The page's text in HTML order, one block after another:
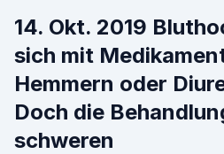
14. Okt. 2019
sich mit
Hemmern oder
Doch die
schweren